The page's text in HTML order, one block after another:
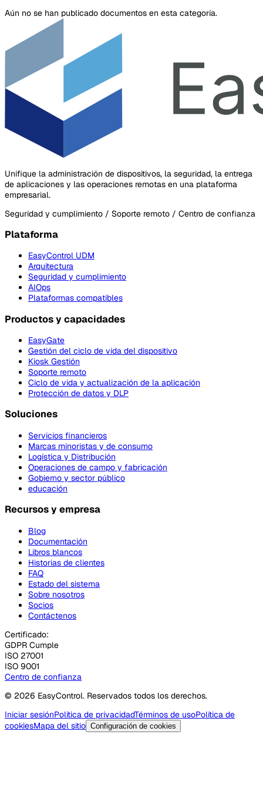
Aún no se han publicado documentos en esta categoría.
Unifique la administración de dispositivos, la seguridad, la entrega
de aplicaciones y las operaciones remotas en una plataforma
empresarial.
Seguridad y cumplimiento / Soporte remoto / Centro de confianza
Plataforma
EasyControl UDM
Arquitectura
Seguridad y cumplimiento
AIOps
Plataformas compatibles
Productos y capacidades
EasyGate
Gestión del ciclo de vida del dispositivo
Kiosk Gestión
Soporte remoto
Ciclo de vida y actualización de la aplicación
Protección de datos y DLP
Soluciones
Servicios financieros
Marcas minoristas y de consumo
Logística y Distribución
Operaciones de campo y fabricación
Gobierno y sector público
educación
Recursos y empresa
Blog
Documentación
Libros blancos
Historias de clientes
FAQ
Estado del sistema
Sobre nosotros
Socios
Contáctenos
Certificado:
GDPR Cumple
ISO 27001
ISO 9001
Centro de confianza
© 2026 EasyControl. Reservados todos los derechos.
Iniciar sesiónPolítica de privacidadTérminos de usoPolítica de
cookiesMapa del sitio Configuración de cookies